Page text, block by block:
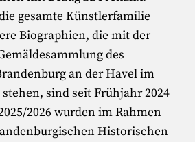
gesamte Künstlerfamilie
Biographien, die mit der
des
an der Havelim
sind seit Frühjahr 2024
2026 wurden im Rahmen
Historischen